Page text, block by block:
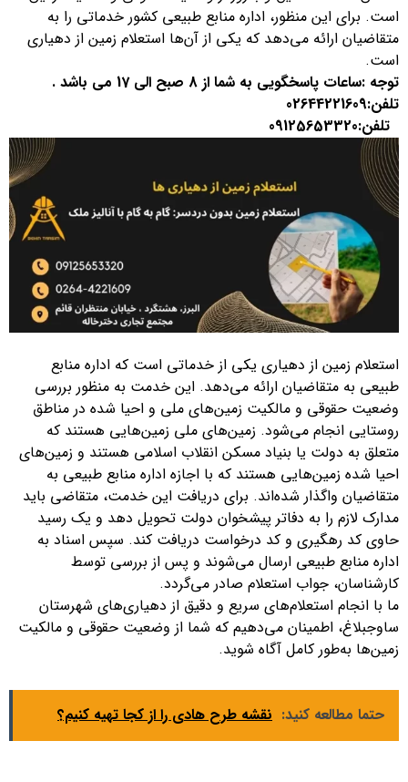
است. برای این منظور، اداره منابع طبیعی کشور خدماتی را به
متقاضیان ارائه می‌دهد که یکی از آن‌ها استعلام زمین از دهیاری
است.
توجه :ساعات پاسخگویی به شما از 8 صبح الی 17 می باشد .
تلفن:02644221609
تلفن:09125653320
استعلام زمین از دهیاری یکی از خدماتی است که اداره منابع
طبیعی به متقاضیان ارائه می‌دهد. این خدمت به منظور بررسی
وضعیت حقوقی و مالکیت زمین‌های ملی و احیا شده در مناطق
روستایی انجام می‌شود. زمین‌های ملی زمین‌هایی هستند که
متعلق به دولت یا بنیاد مسکن انقلاب اسلامی هستند و زمین‌های
احیا شده زمین‌هایی هستند که با اجازه اداره منابع طبیعی به
متقاضیان واگذار شده‌اند. برای دریافت این خدمت، متقاضی باید
مدارک لازم را به دفاتر پیشخوان دولت تحویل دهد و یک رسید
حاوی کد رهگیری و کد درخواست دریافت کند. سپس اسناد به
اداره منابع طبیعی ارسال می‌شوند و پس از بررسی توسط
کارشناسان، جواب استعلام صادر می‌گردد.
ما با انجام استعلام‌های سریع و دقیق از دهیاری‌های شهرستان
ساوجبلاغ، اطمینان می‌دهیم که شما از وضعیت حقوقی و مالکیت
زمین‌ها به‌طور کامل آگاه شوید.
حتما مطالعه کنید: نقشه طرح هادی را از کجا تهیه کنیم؟